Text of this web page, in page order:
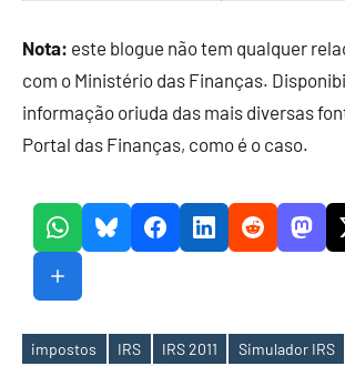
Nota: este blogue não tem qualquer
com o Ministério das Finanças.
informação oriuda das mais diversas
Portal das Finanças, como é o caso.
impostos IRS IRS 2011
Simulador IRS